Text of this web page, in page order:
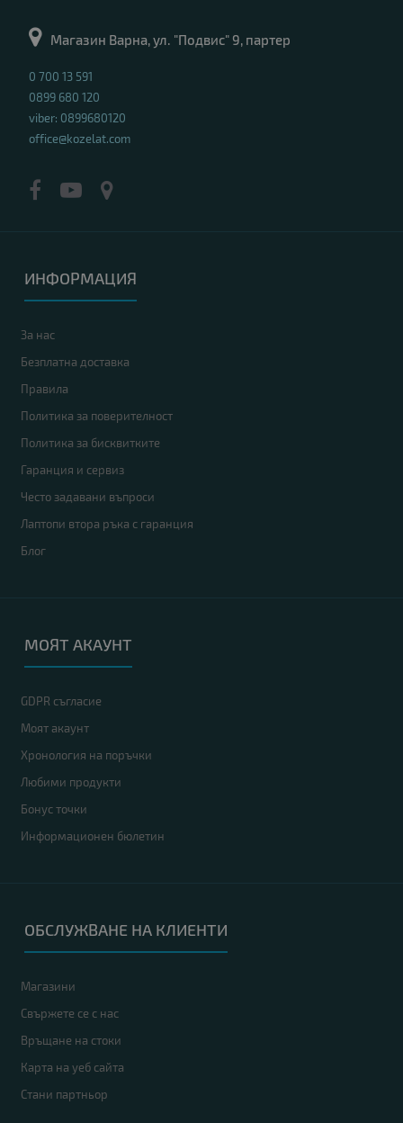
Магазин Варна, ул. "Подвис" 9, партер
0 700 13 591
0899 680 120
viber: 0899680120
office@kozelat.com
ИНФОРМАЦИЯ
За нас
Безплатна доставка
Правила
Политика за поверителност
Политика за бисквитките
Гаранция и сервиз
Често задавани въпроси
Лаптопи втора ръка с гаранция
Блог
МОЯТ АКАУНТ
GDPR съгласие
Моят акаунт
Хронология на поръчки
Любими продукти
Бонус точки
Информационен бюлетин
ОБСЛУЖВАНЕ НА КЛИЕНТИ
Магазини
Свържете се с нас
Връщане на стоки
Карта на уеб сайта
Стани партньор